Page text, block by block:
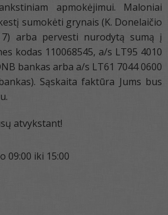
apmokėjimui. Maloniai
sumokėti grynais (K. Donelaičio
arba pervesti nurodytą sumą į
kodas 110068545, a/s LT95 4010
bankas arba a/s LT61 7044 0600
Sąskaita faktūra Jums bus
atvykstant!
09:00 iki 15:00